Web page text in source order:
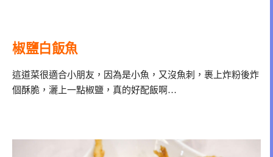
椒鹽白飯魚
這道菜很適合小朋友，因為是小魚，又沒魚刺，裹上炸粉後炸
個酥脆，灑上一點椒鹽，真的好配飯啊…